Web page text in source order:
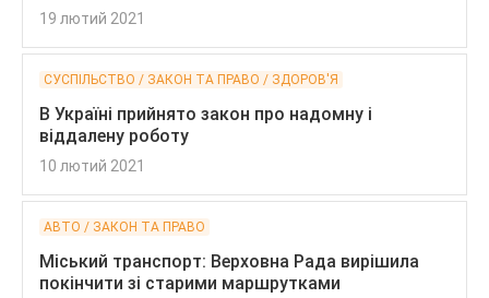
19 лютий 2021
СУСПІЛЬСТВО / ЗАКОН ТА ПРАВО / ЗДОРОВ'Я
В Україні прийнято закон про надомну і
віддалену роботу
10 лютий 2021
АВТО / ЗАКОН ТА ПРАВО
Міський транспорт: Верховна Рада вирішила
покінчити зі старими маршрутками